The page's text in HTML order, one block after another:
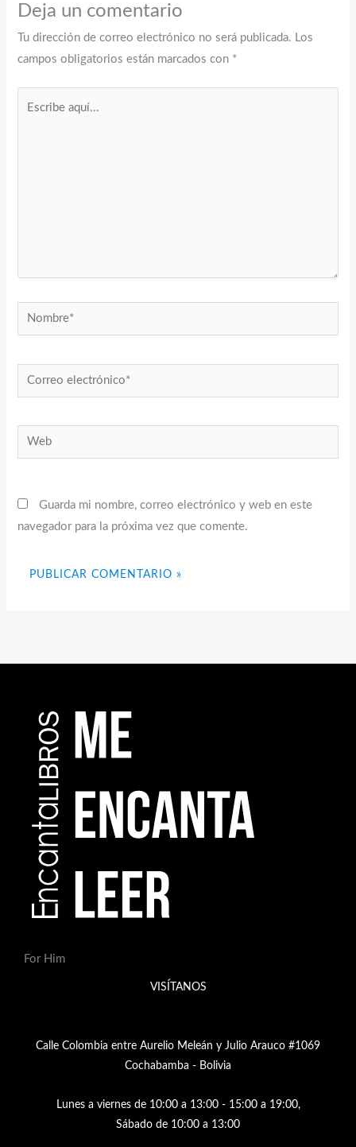
Deja un comentario
Tu dirección de correo electrónico no será publicada. Los
campos obligatorios están marcados con *
Nombre*
Correo
electrónico*
Web
Guarda mi nombre, correo electrónico y web en este
navegador para la próxima vez que comente.
For Him
VISÍTANOS
Calle Colombia entre Aurelio Meleán y Julio Arauco #1069
Cochabamba - Bolivia
Lunes a viernes de 10:00 a 13:00 - 15:00 a 19:00,
Sábado de 10:00 a 13:00